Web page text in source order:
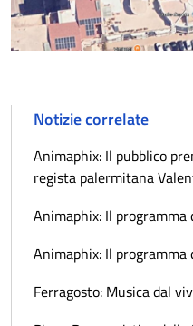
Notizie correlate
Animaphix: Il pubblico
regista palermitana
Animaphix: Il
Animaphix: Il
Ferragosto: Musica dal